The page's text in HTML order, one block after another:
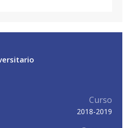
Curso
2018-2019